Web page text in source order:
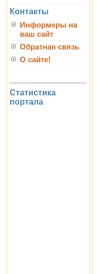
Контакты
Информеры на
ваш сайт
Обратная связь
О сайте!
Статистика
портала